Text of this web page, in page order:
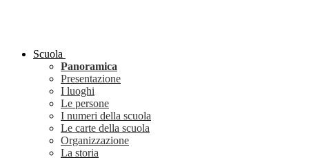
Scuola
Panoramica
Presentazione
I luoghi
Le persone
I numeri della scuola
Le carte della scuola
Organizzazione
La storia